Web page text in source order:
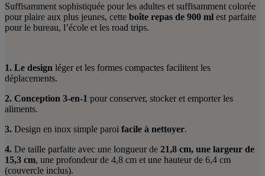
Suffisamment sophistiquée pour les adultes et suffisamment colorée
pour plaire aux plus jeunes, cette boîte repas de 900 ml est parfaite
pour le bureau, l’école et les road trips.
1. Le design léger et les formes compactes facilitent les
déplacements.
2. Conception 3-en-1 pour conserver, stocker et emporter les
aliments.
3. Design en inox simple paroi facile à nettoyer.
4. De taille parfaite avec une longueur de 21,8 cm, une largeur de
15,3 cm, une profondeur de 4,8 cm et une hauteur de 6,4 cm
(couvercle inclus).